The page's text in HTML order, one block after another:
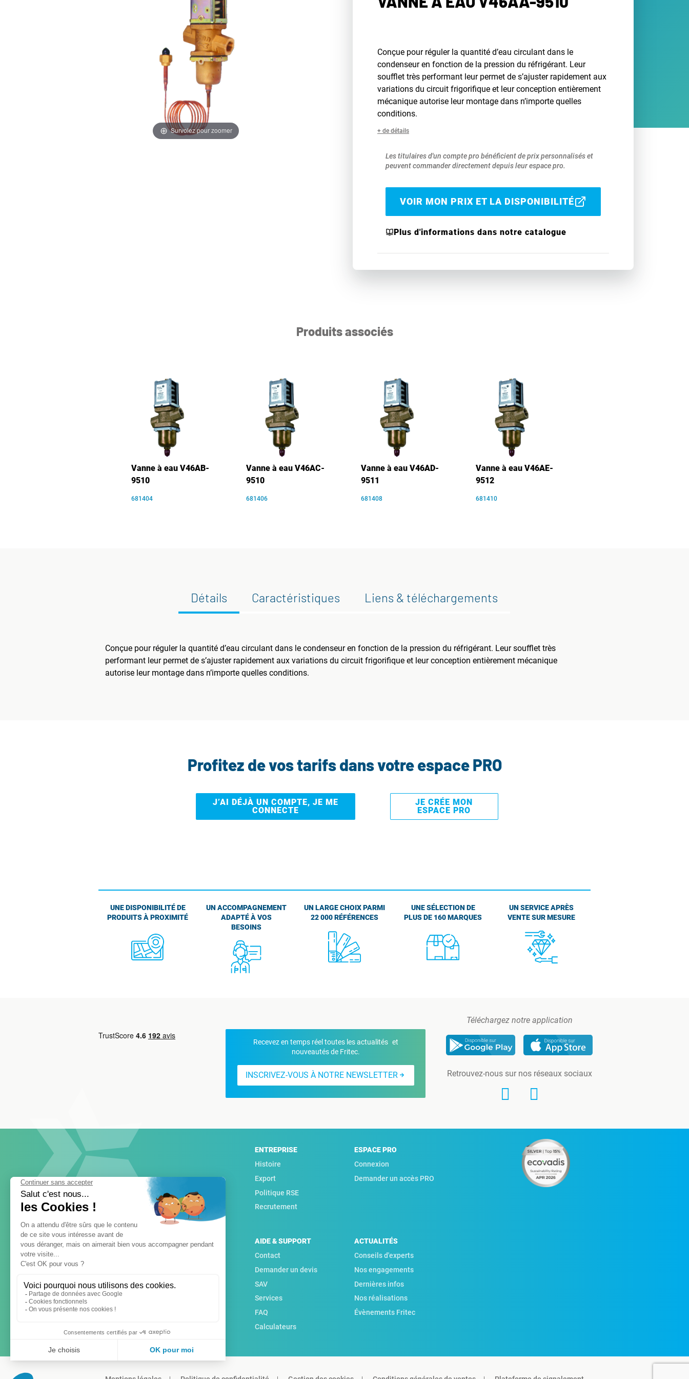
Survolez pour zoomer
Conçue pour réguler la quantité d’eau circulant dans le
condenseur en fonction de la pression du réfrigérant. Leur
soufflet très performant leur permet de s’ajuster rapidement aux
variations du circuit frigorifique et leur conception entièrement
mécanique autorise leur montage dans n’importe quelles
conditions.
+ de détails
Les titulaires d'un compte pro bénéficient de prix personnalisés et
peuvent commander directement depuis leur espace pro.
VOIR MON PRIX ET LA DISPONIBILITÉ
Plus d'informations dans notre catalogue
Produits associés
Vanne à eau V46AB-
9510
681404
Vanne à eau V46AC-
9510
681406
Vanne à eau V46AD-
9511
681408
Vanne à eau V46AE-
9512
681410
Détails Caractéristiques Liens & téléchargements
Conçue pour réguler la quantité d’eau circulant dans le condenseur en fonction de la pression du réfrigérant. Leur soufflet très
performant leur permet de s’ajuster rapidement aux variations du circuit frigorifique et leur conception entièrement mécanique
autorise leur montage dans n’importe quelles conditions.
Profitez de vos tarifs dans votre espace PRO
J’AI DÉJÀ UN COMPTE, JE ME
CONNECTE
JE CRÉE MON
ESPACE PRO
UNE DISPONIBILITÉ DE
PRODUITS À PROXIMITÉ
UN ACCOMPAGNEMENT
ADAPTÉ À VOS
BESOINS
UN LARGE CHOIX PARMI
22 000 RÉFÉRENCES
UNE SÉLECTION DE
PLUS DE 160 MARQUES
UN SERVICE APRÈS
VENTE SUR MESURE
Recevez en temps réel toutes les actualités et
nouveautés de Fritec.
INSCRIVEZ-VOUS À NOTRE NEWSLETTER
Téléchargez notre application
Retrouvez-nous sur nos réseaux sociaux
ENTREPRISE
Histoire
Export
Politique RSE
Recrutement
ESPACE PRO
Connexion
Demander un accès PRO
AIDE & SUPPORT
Contact
Demander un devis
SAV
Services
FAQ
Calculateurs
ACTUALITÉS
Conseils d'experts
Nos engagements
Dernières infos
Nos réalisations
Évènements Fritec